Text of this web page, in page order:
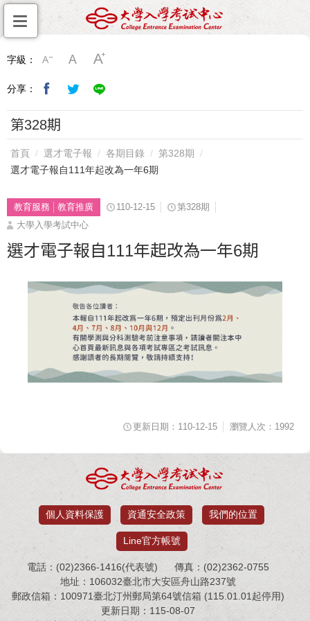
字級：
分享：
第328期
首頁 選才電子報 各期目錄
第328期
選才電子報自111年起改為一年6期
教育服務 教育推廣 110-12-15
第328期
大學入學考試中心
選才電子報自111年起改為一年6期
更新日期：110-12-15 瀏覽人次：1992
個人資料保護 資通安全政策 我們的位置
Line官方帳號
電話：(02)2366-1416(代表號)
傳真：(02)2362-0755
地址：106032臺北市大安區舟山路237號
郵政信箱：100971臺北汀州郵局第64號信箱 (115.01.01起停用)
更新日期：115-08-07